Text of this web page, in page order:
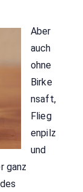
Aber
auch
ohne
Birke
nsaft,
Flieg
enpilz
und
ganz